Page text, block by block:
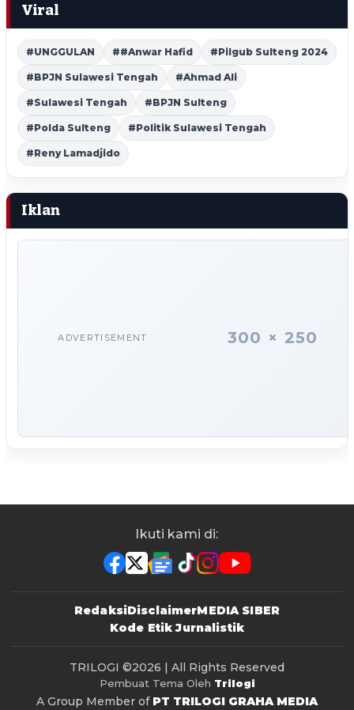
Viral
#UNGGULAN ##Anwar Hafid #Pilgub Sulteng 2024
#BPJN Sulawesi Tengah #Ahmad Ali
#Sulawesi Tengah #BPJN Sulteng
#Polda Sulteng #Politik Sulawesi Tengah
#Reny Lamadjido
Iklan
ADVERTISEMENT 300 × 250
Ikuti kami di:
RedaksiDisclaimerMEDIA SIBER
Kode Etik Jurnalistik
TRILOGI ©2026 | All Rights Reserved
Pembuat Tema Oleh Trilogi
A Group Member of PT TRILOGI GRAHA MEDIA